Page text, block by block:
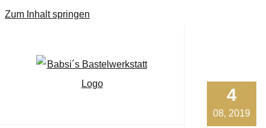
Zum Inhalt springen
4
08, 2019